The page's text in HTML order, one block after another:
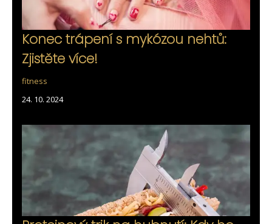
Konec trápení s mykózou nehtů:
Zjistěte více!
fitness
24. 10. 2024